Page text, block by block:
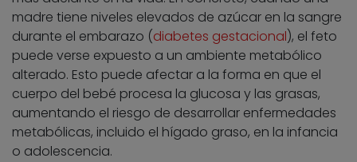
madre tiene niveles elevados de azúcar en la sangre
durante el embarazo (diabetes gestacional), el feto
puede verse expuesto a un ambiente metabólico
alterado. Esto puede afectar a la forma en que el
cuerpo del bebé procesa la glucosa y las grasas,
aumentando el riesgo de desarrollar enfermedades
metabólicas, incluido el hígado graso, en la infancia
o adolescencia.